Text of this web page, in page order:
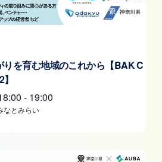
りを育む地域のこれから【BAK C
- 19:00
なとみらい